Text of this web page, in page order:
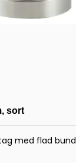
sort
med flad bund